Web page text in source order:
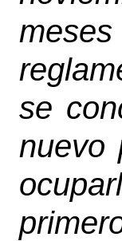
se
nuevo